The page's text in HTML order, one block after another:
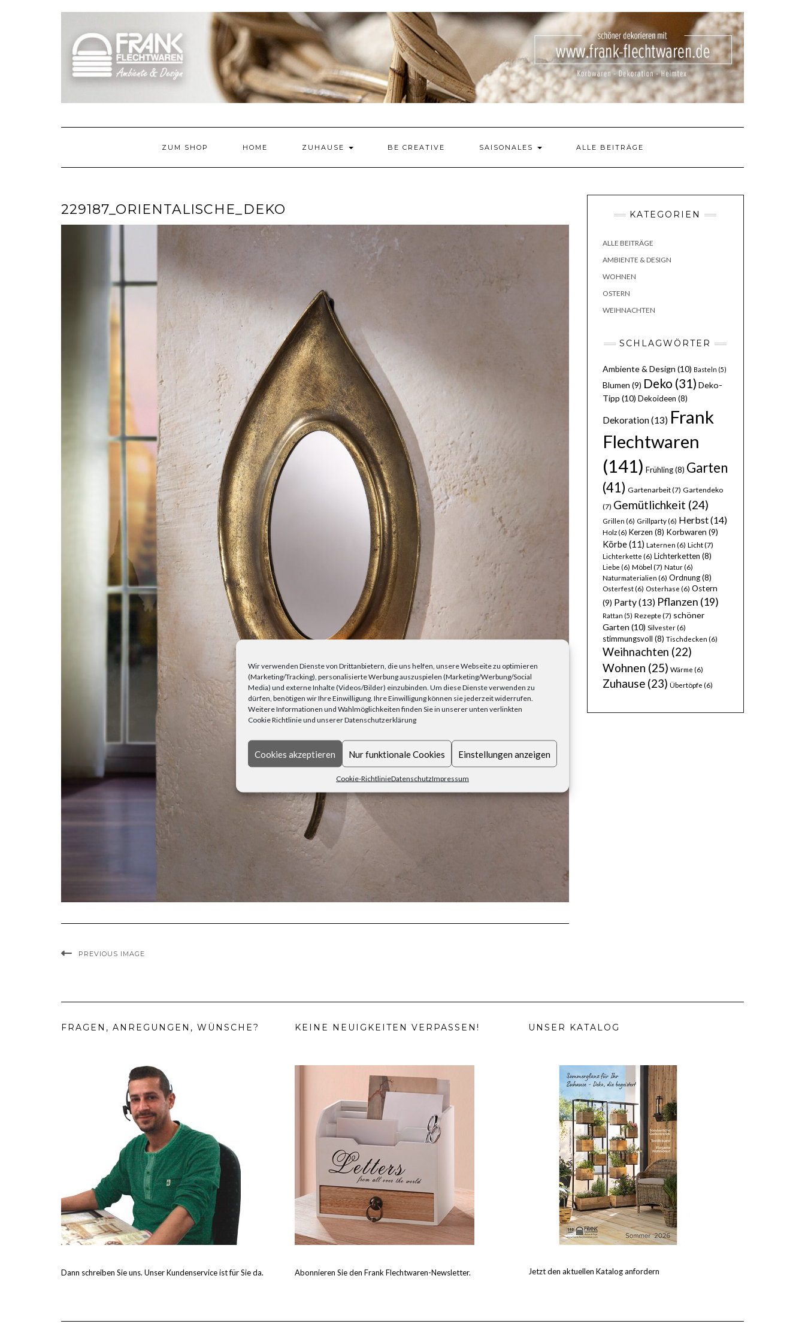
Wir verwenden Dienste von Drittanbietern, die uns helfen, unsere Webseite zu optimieren
(Marketing/Tracking), personalisierte Werbung auszuspielen (Marketing/Werbung/Social
Media) und externe Inhalte (Videos/Bilder) einzubinden. Um diese Dienste verwenden zu
dürfen, benötigen wir Ihre Einwilligung. Ihre Einwilligung können sie jederzeit widerrufen.
Weitere Informationen und Wahlmöglichkeiten finden Sie in unserer unten verlinkten
Cookie Richtlinie und unserer Datenschutzerklärung
Cookies akzeptieren Nur funktionale Cookies Einstellungen anzeigen
Cookie-RichtlinieDatenschutzImpressum
ZUM SHOP HOME ZUHAUSE BE CREATIVE SAISONALES ALLE BEITRÄGE
229187_ORIENTALISCHE_DEKO
PREVIOUS IMAGE
KATEGORIEN
ALLE BEITRÄGE
AMBIENTE & DESIGN
WOHNEN
OSTERN
WEIHNACHTEN
SCHLAGWÖRTER
Ambiente & Design (10) Basteln (5)
Blumen (9) Deko (31) Deko-
Tipp (10) Dekoideen (8)
Dekoration(13) Frank
Flechtwaren
(141) Frühling(8) Garten
(41) Gartenarbeit(7) Gartendeko
(7) Gemütlichkeit (24)
Grillen (6) Grillparty(6) Herbst(14)
Holz(6) Kerzen (8) Korbwaren (9)
Körbe(11) Laternen (6) Licht(7)
Lichterkette (6) Lichterketten (8)
Liebe (6) Möbel (7) Natur(6)
Naturmaterialien (6) Ordnung(8)
Osterfest(6) Osterhase (6) Ostern
(9) Party(13) Pflanzen (19)
Rattan (5) Rezepte(7) schöner
Garten (10) Silvester(6)
stimmungsvoll (8) Tischdecken (6)
Weihnachten (22)
Wohnen (25) Wärme (6)
Zuhause(23) Übertöpfe (6)
FRAGEN, ANREGUNGEN, WÜNSCHE?
Dann schreiben Sie uns. Unser Kundenservice ist für Sie da.
KEINE NEUIGKEITEN VERPASSEN!
Abonnieren Sie den Frank Flechtwaren-Newsletter.
UNSER KATALOG
Jetzt den aktuellen Katalog anfordern